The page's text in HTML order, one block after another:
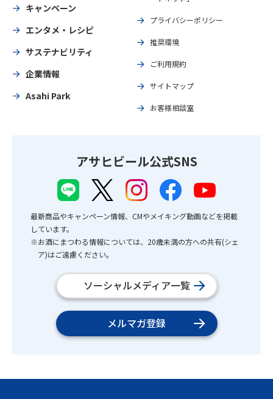
キャンペーン
エンタメ・レシピ
サステナビリティ
企業情報
Asahi Park
プライバシーポリシー
推奨環境
ご利用規約
サイトマップ
お客様相談室
アサヒビール公式SNS
最新商品やキャンペーン情報、CMやメイキング動画などを掲載
しています。
※お酒にまつわる情報については、20歳未満の方への共有(シェ
ア)はご遠慮ください。
ソーシャルメディア一覧
メルマガ登録